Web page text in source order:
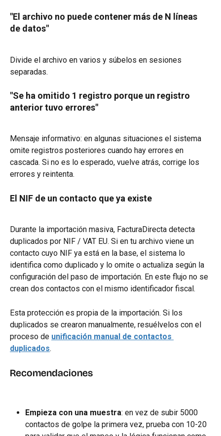
"El archivo no puede contener más de N líneas
de datos"
Divide el archivo en varios y súbelos en sesiones
separadas.
"Se ha omitido 1 registro porque un registro
anterior tuvo errores"
Mensaje informativo: en algunas situaciones el sistema
omite registros posteriores cuando hay errores en
cascada. Si no es lo esperado, vuelve atrás, corrige los
errores y reintenta.
El NIF de un contacto que ya existe
Durante la importación masiva, FacturaDirecta detecta
duplicados por NIF / VAT EU. Si en tu archivo viene un
contacto cuyo NIF ya está en la base, el sistema lo
identifica como duplicado y lo omite o actualiza según la
configuración del paso de importación. En este flujo no se
crean dos contactos con el mismo identificador fiscal.
Esta protección es propia de la importación. Si los
duplicados se crearon manualmente, resuélvelos con el
proceso de unificación manual de contactos
duplicados.
Recomendaciones
Empieza con una muestra: en vez de subir 5000
contactos de golpe la primera vez, prueba con 10-20